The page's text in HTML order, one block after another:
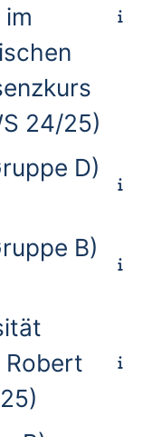
24/25)
D)
B)
Robert